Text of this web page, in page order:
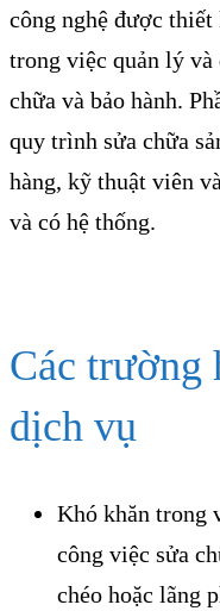
công nghệ được thiết
trong việc quản lý và
chữa và bảo hành.
quy trình sửa chữa
hàng, kỹ thuật viên
và có hệ thống.
Các trường
dịch vụ
Khó khăn trong
công việc sửa
chéo hoặc lãng